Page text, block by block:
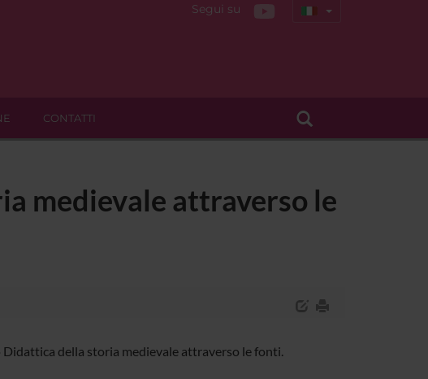
Segui su
CONTATTI
medievale attraverso le
della storia medievale attraverso le fonti.